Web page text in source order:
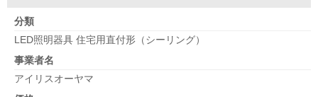
分類
LED照明器具 住宅用直付形（シーリング）
事業者名
アイリスオーヤマ